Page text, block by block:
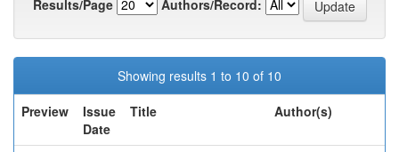
Results/Page
Authors/Record:
Showing results 1 to 10 of 10
Preview
Issue
Date
Title Author(s)